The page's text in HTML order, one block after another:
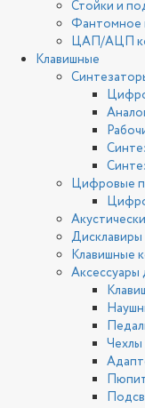
Стойки и
Фантомное
ЦАП/АЦП
Клавишные
Цифровые
Дисклавиры
Клавишные
Аксессуары
Чехлы